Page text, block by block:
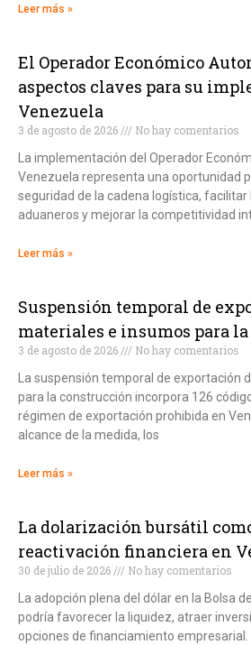
Leer más »
El Operador Económico
aspectos claves para su
Venezuela
3 de agosto de 2026
No hay comentarios
La implementación del Operador
Venezuela representa una oportunidad
seguridad de la cadena logística, facilitar
aduaneros y mejorar la competitividad
Leer más »
Suspensión temporal de
materiales e insumos para
3 de agosto de 2026
No hay comentarios
La suspensión temporal de exportación
para la construcción incorpora 126
régimen de exportación prohibida en
alcance de la medida, los
Leer más »
La dolarización bursátil
reactivación financiera en
30 de julio de 2026
No hay comentarios
La adopción plena del dólar en la Bolsa
podría favorecer la liquidez, atraer
opciones de financiamiento